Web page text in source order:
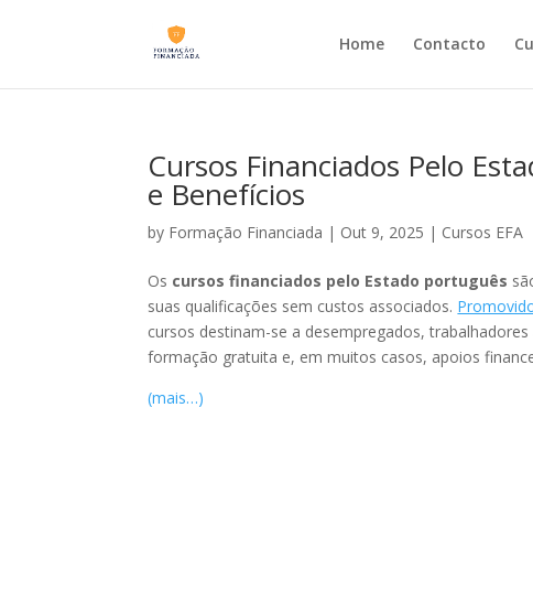
Home Contacto
Cursos Financiados Pelo
e Benefícios
by Formação Financiada | Out 9, 2025 | Cursos EFA
Os cursos financiados pelo Estado português
suas qualificações sem custos associados.
cursos destinam-se a desempregados,
formação gratuita e, em muitos casos, apoios
(mais…)